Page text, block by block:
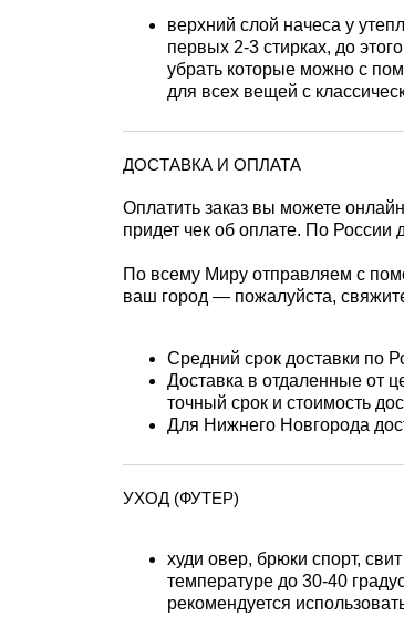
верхний слой начеса у
первых 2-3 стирках, до
убрать которые можно с
для всех вещей с
ДОСТАВКА И ОПЛАТА
Оплатить заказ вы можете
придет чек об оплате. По
По всему Миру отправляем с
ваш город — пожалуйста,
Средний срок доставки по
Доставка в отдаленные от
точный срок и стоимость
Для Нижнего Новгорода
УХОД (ФУТЕР)
худи овер, брюки спорт,
температуре до 30-40
рекомендуется